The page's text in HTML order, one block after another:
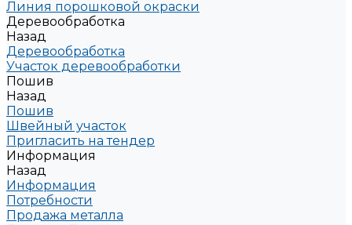
Линия порошковой окраски
Деревообработка
Назад
Деревообработка
Участок деревообработки
Пошив
Назад
Пошив
Швейный участок
Пригласить на тендер
Информация
Назад
Информация
Потребности
Продажа металла